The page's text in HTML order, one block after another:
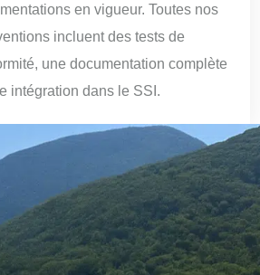
en vigueur. Toutes nos
incluent des tests de
une documentation complète
intégration dans le SSI.